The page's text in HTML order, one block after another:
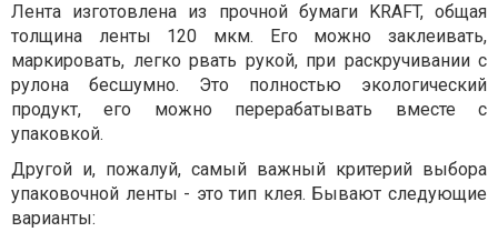
Лента изготовлена ​​из прочной бумаги KRAFT, общая
толщина ленты 120 мкм. Его можно заклеивать,
маркировать, легко рвать рукой, при раскручивании с
рулона бесшумно. Это полностью экологический
продукт, его можно перерабатывать вместе с
упаковкой.
Другой и, пожалуй, самый важный критерий выбора
упаковочной ленты - это тип клея. Бывают следующие
варианты: